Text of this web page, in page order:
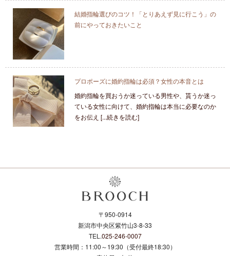
結婚指輪選びのコツ！「とりあえず見に行こう」の
前にやっておきたいこと
プロポーズに婚約指輪は必須？女性の本音とは
婚約指輪を買おうか迷っている男性や、貰うか迷っ
ている女性に向けて、婚約指輪は本当に必要なのか
をお伝え [...続きを読む]
〒950-0914
新潟市中央区紫竹山3-8-33
TEL.025-246-0007
営業時間：11:00～19:30（受付最終18:30）